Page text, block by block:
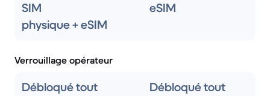
SIM
physique + eSIM
eSIM
Verrouillage opérateur
Débloqué tout
Débloqué tout